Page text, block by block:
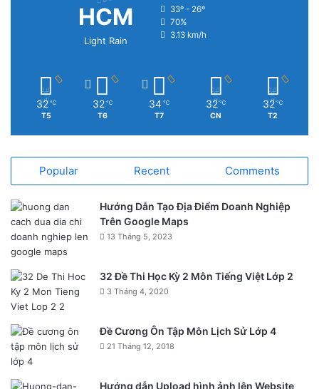
HCM
Light Rain
33º - 26º
70%
3.13 km/h
32 ℃
T5
32 ℃
T6
34 ℃
T7
32 ℃
CN
32 ℃
T2
Popular Recent Comments
Hướng Dẫn Tạo Địa Điểm Doanh Nghiệp
Trên Google Maps
13 Tháng 5, 2023
32 Đề Thi Học Kỳ 2 Môn Tiếng Việt Lớp 2
3 Tháng 4, 2020
Đề Cương Ôn Tập Môn Lịch Sử Lớp 4
21 Tháng 12, 2018
Hướng dẫn Upload hình ảnh lên Website